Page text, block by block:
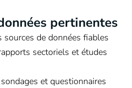
pertinentes
sources de données fiables
sectoriels et études
et questionnaires